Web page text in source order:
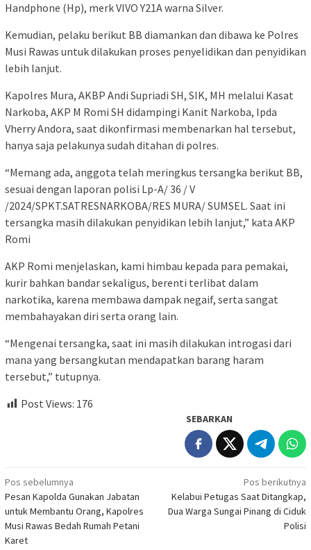
Handphone (Hp), merk VIVO Y21A warna Silver.
Kemudian, pelaku berikut BB diamankan dan dibawa ke Polres
Musi Rawas untuk dilakukan proses penyelidikan dan penyidikan
lebih lanjut.
Kapolres Mura, AKBP Andi Supriadi SH, SIK, MH melalui Kasat
Narkoba, AKP M Romi SH didampingi Kanit Narkoba, Ipda
Vherry Andora, saat dikonfirmasi membenarkan hal tersebut,
hanya saja pelakunya sudah ditahan di polres.
“Memang ada, anggota telah meringkus tersangka berikut BB,
sesuai dengan laporan polisi Lp-A/ 36 / V
/2024/SPKT.SATRESNARKOBA/RES MURA/ SUMSEL. Saat ini
tersangka masih dilakukan penyidikan lebih lanjut,” kata AKP
Romi
AKP Romi menjelaskan, kami himbau kepada para pemakai,
kurir bahkan bandar sekaligus, berenti terlibat dalam
narkotika, karena membawa dampak negaif, serta sangat
membahayakan diri serta orang lain.
“Mengenai tersangka, saat ini masih dilakukan introgasi dari
mana yang bersangkutan mendapatkan barang haram
tersebut,” tutupnya.
Post Views: 176
SEBARKAN
Navigasi
pos
Pos sebelumnya
Pesan Kapolda Gunakan Jabatan
untuk Membantu Orang, Kapolres
Musi Rawas Bedah Rumah Petani
Karet
Pos berikutnya
Kelabui Petugas Saat Ditangkap,
Dua Warga Sungai Pinang di Ciduk
Polisi